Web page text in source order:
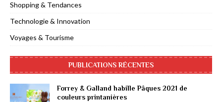
Shopping & Tendances
Technologie & Innovation
Voyages & Tourisme
PUBLICATIONS RÉCENTES
Forrey & Galland habille Pâques 2021 de
couleurs printanières